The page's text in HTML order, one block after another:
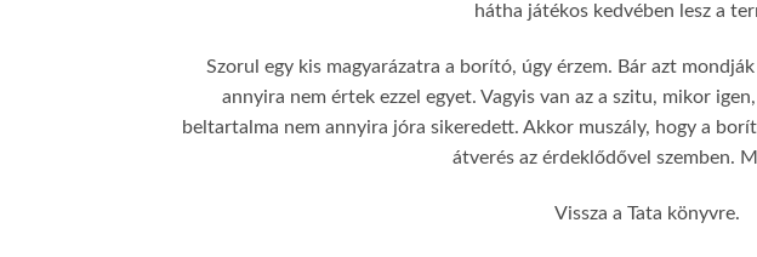
hátha játékos kedvében lesz a
Szorul egy kis magyarázatra a borító, úgy érzem. Bár azt
annyira nem értek ezzel egyet. Vagyis van az a szitu, mikor
beltartalma nem annyira jóra sikeredett. Akkor muszály, hogy a
átverés az érdeklődővel szemben.
Vissza a Tata könyvre.